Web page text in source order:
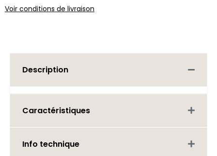
Voir conditions de livraison
Description
Caractéristiques
Info technique